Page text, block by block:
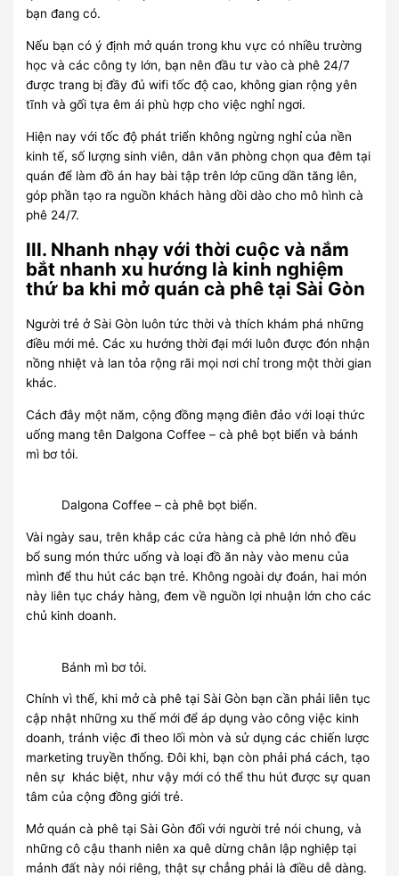
bạn đang có.
Nếu bạn có ý định mở quán trong khu vực có nhiều trường
học và các công ty lớn, bạn nên đầu tư vào cà phê 24/7
được trang bị đầy đủ wifi tốc độ cao, không gian rộng yên
tĩnh và gối tựa êm ái phù hợp cho việc nghỉ ngơi.
Hiện nay với tốc độ phát triển không ngừng nghỉ của nền
kinh tế, số lượng sinh viên, dân văn phòng chọn qua đêm tại
quán để làm đồ án hay bài tập trên lớp cũng dần tăng lên,
góp phần tạo ra nguồn khách hàng dồi dào cho mô hình cà
phê 24/7.
III. Nhanh nhạy với thời cuộc và nắm
bắt nhanh xu hướng là kinh nghiệm
thứ ba khi mở quán cà phê tại Sài Gòn
Người trẻ ở Sài Gòn luôn tức thời và thích khám phá những
điều mới mẻ. Các xu hướng thời đại mới luôn được đón nhận
nồng nhiệt và lan tỏa rộng rãi mọi nơi chỉ trong một thời gian
khác.
Cách đây một năm, cộng đồng mạng điên đảo với loại thức
uống mang tên Dalgona Coffee – cà phê bọt biển và bánh
mì bơ tỏi.
Dalgona Coffee – cà phê bọt biển.
Vài ngày sau, trên khắp các cửa hàng cà phê lớn nhỏ đều
bổ sung món thức uống và loại đồ ăn này vào menu của
mình để thu hút các bạn trẻ. Không ngoài dự đoán, hai món
này liên tục cháy hàng, đem về nguồn lợi nhuận lớn cho các
chủ kinh doanh.
Bánh mì bơ tỏi.
Chính vì thế, khi mở cà phê tại Sài Gòn bạn cần phải liên tục
cập nhật những xu thế mới để áp dụng vào công việc kinh
doanh, tránh việc đi theo lối mòn và sử dụng các chiến lược
marketing truyền thống. Đôi khi, bạn còn phải phá cách, tạo
nên sự khác biệt, như vậy mới có thể thu hút được sự quan
tâm của cộng đồng giới trẻ.
Mở quán cà phê tại Sài Gòn đối với người trẻ nói chung, và
những cô cậu thanh niên xa quê dừng chân lập nghiệp tại
mảnh đất này nói riêng, thật sự chẳng phải là điều dễ dàng.